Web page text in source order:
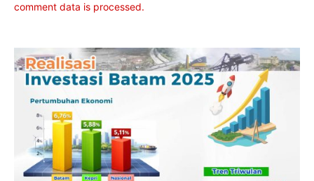
comment data is processed.